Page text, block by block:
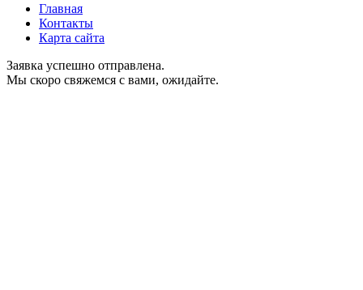
Главная
Контакты
Карта сайта
Заявка успешно отправлена.
Мы скоро свяжемся с вами, ожидайте.